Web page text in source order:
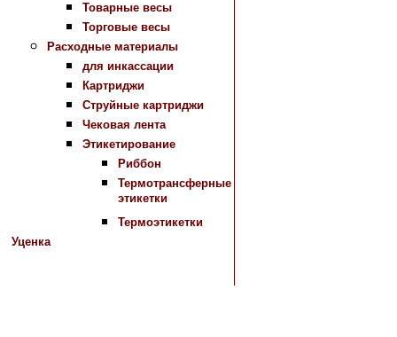
Товарные весы
Торговые весы
Расходные материалы
для инкассации
Картриджи
Струйные картриджи
Чековая лента
Этикетирование
Риббон
Термотрансферные
этикетки
Термоэтикетки
Уценка